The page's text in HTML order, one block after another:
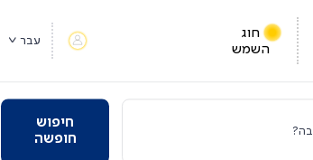
חוג
השמש
עבר
חיפוש
חופשה